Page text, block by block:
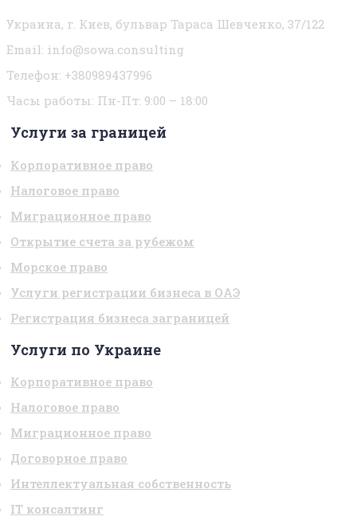
Украина, г. Киев, бульвар Тараса Шевченко, 37/122
Email: info@sowa.consulting
Телефон: +380989437996
Часы работы: Пн-Пт: 9:00 – 18:00
Услуги за границей
Корпоративное право
Налоговое право
Миграционное право
Открытие счета за рубежом
Морское право
Услуги регистрации бизнеса в ОАЭ
Регистрация бизнеса заграницей
Услуги по Украине
Корпоративное право
Налоговое право
Миграционное право
Договорное право
Интеллектуальная собственность
IT консалтинг